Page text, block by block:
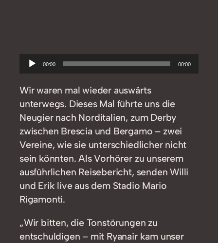
Audio-
Player
00:00 00:00
Wir waren mal wieder auswärts
unterwegs. Dieses Mal führte uns die
Neugier nach Norditalien, zum Derby
zwischen Brescia und Bergamo – zwei
Vereine, wie sie unterschiedlicher nicht
sein könnten. Als Vorhörer zu unserem
ausführlichen Reisebericht, senden Willi
und Erik live aus dem Stadio Mario
Rigamonti.
„Wir bitten, die Tonstörungen zu
entschuldigen – mit Ryanair kam unser